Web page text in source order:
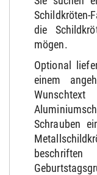
Schildkröten-
die
mögen.
Optional
einem
Schrauben